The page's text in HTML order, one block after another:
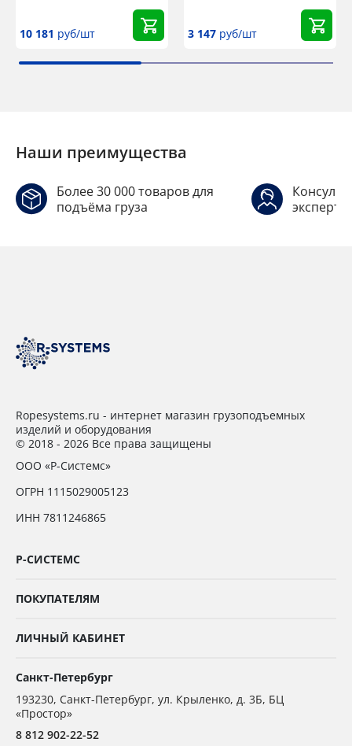
10 181 руб/шт 3 147 руб/шт
Наши преимущества
Более 30 000 товаров для
подъёма груза
Ropesystems.ru - интернет магазин грузоподъемных
изделий и оборудования
© 2018 - 2026 Все права защищены
ООО «Р-Системс»
ОГРН 1115029005123
ИНН 7811246865
Р-СИСТЕМС
ПОКУПАТЕЛЯМ
ЛИЧНЫЙ КАБИНЕТ
Санкт-Петербург
193230, Санкт-Петербург, ул. Крыленко, д. 3Б, БЦ
«Простор»
8 812 902-22-52